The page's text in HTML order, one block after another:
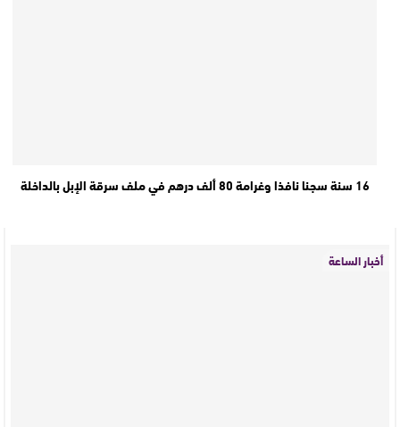
16 سنة سجنا نافذا وغرامة 80 ألف درهم في ملف سرقة الإبل بالداخلة
أخبار الساعة